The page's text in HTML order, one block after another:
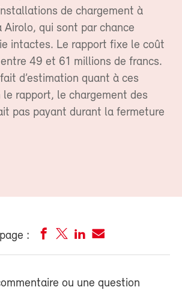
de chargement à
Airolo, qui sont par chance
intactes. Le rapport fixe le coût
49 et 61 millions de francs.
fait d’estimation quant à ces
rapport, le chargement des
pas payant durant la fermeture
:
ou une question